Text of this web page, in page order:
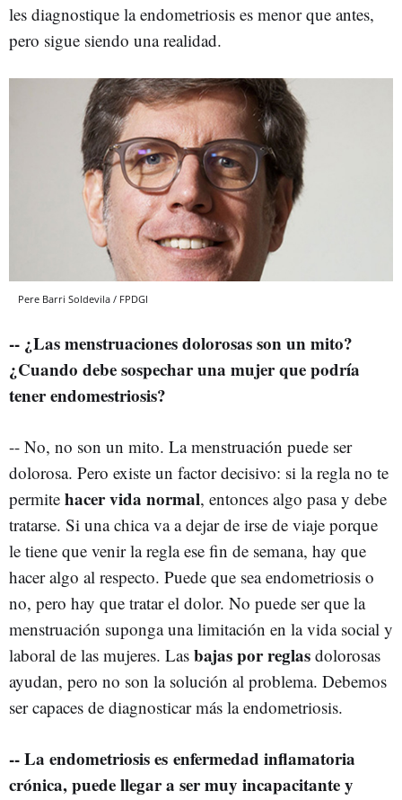
les diagnostique la endometriosis es menor que antes,
pero sigue siendo una realidad.
Pere Barri Soldevila / FPDGI
-- ¿Las menstruaciones dolorosas son un mito?
¿Cuando debe sospechar una mujer que podría
tener endomestriosis?
-- No, no son un mito. La menstruación puede ser
dolorosa. Pero existe un factor decisivo: si la regla no te
permite hacer vida normal, entonces algo pasa y debe
tratarse. Si una chica va a dejar de irse de viaje porque
le tiene que venir la regla ese fin de semana, hay que
hacer algo al respecto. Puede que sea endometriosis o
no, pero hay que tratar el dolor. No puede ser que la
menstruación suponga una limitación en la vida social y
laboral de las mujeres. Las bajas por reglas dolorosas
ayudan, pero no son la solución al problema. Debemos
ser capaces de diagnosticar más la endometriosis.
--La endometriosis es enfermedad inflamatoria
crónica, puede llegar a ser muy incapacitante y